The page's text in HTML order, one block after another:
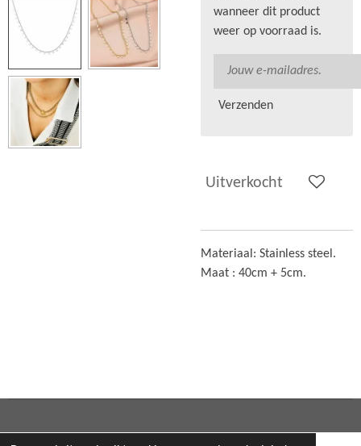
wanneer dit product
weer op voorraad is.
Verzenden
Uitverkocht
Materiaal: Stainless steel.
Maat : 40cm + 5cm.